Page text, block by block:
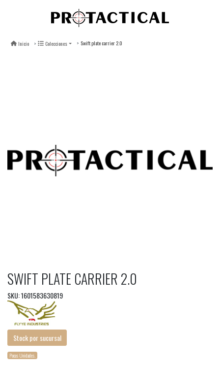
Inicio Colecciones Swift plate carrier 2.0
SWIFT PLATE CARRIER 2.0
SKU: 1601583630819
Stock por sucursal
Pocas Unidades.